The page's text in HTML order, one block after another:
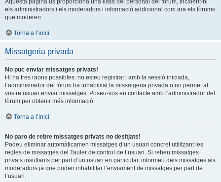
Aquesta pàgina us proporciona una llista del personal del fòrum, incloent-hi
els administradors i els moderadors i informació addicional com ara els fòrums
que moderen.
Torna a l’inici
Missatgeria privada
No puc enviar missatges privats!
Hi ha tres raons possibles: no esteu registrat i amb la sessió iniciada,
l’administrador del fòrum ha inhabilitat la missatgeria privada o no permet al
vostre usuari enviar missatges. Poseu-vos en contacte amb l’administrador del
fòrum per obtenir més informació.
Torna a l’inici
No paro de rebre missatges privats no desitjats!
Podeu eliminar automàticamen missatges d’un usuari concret utilitzant les
regles de missatges del Tauler de control de l’usuari. Si rebeu missatges
privats insultants per part d’un usuari en particular, informeu dels missatges als
moderadors ja que poden inhabilitar l’enviament de missatges per part de
l’usuari.